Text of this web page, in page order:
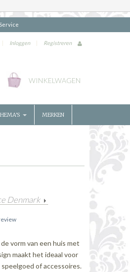
| Inloggen | Registreren
WINKELWAGEN
MERKEN
Denmark
vorm van een huis met
maakt het ideaal voor
of accessoires.